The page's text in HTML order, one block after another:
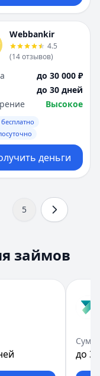
Webbankir
4.5
(14отзывов)
до 30 000 ₽
до 30 дней
Высокое
деньги
5
займов
до